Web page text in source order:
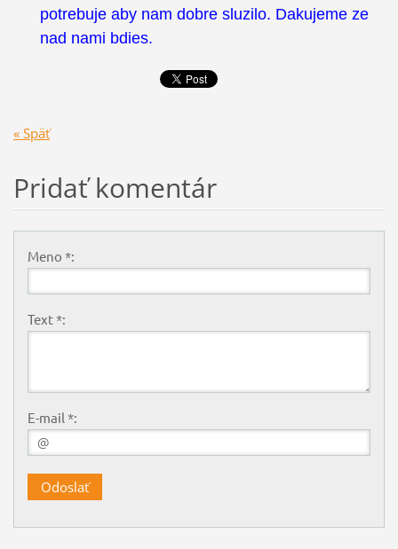
potrebuje aby nam dobre sluzilo. Dakujeme ze
nad nami bdies.
« Späť
Pridať komentár
Meno *:
Text *:
E-mail *: